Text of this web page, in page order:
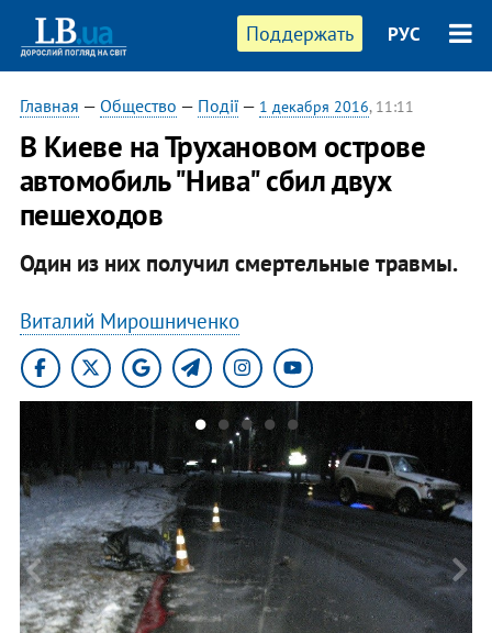
Поддержать РУС
Главная — Общество — Події— 1 декабря 2016, 11:11
В Киеве на Трухановом острове
автомобиль "Нива" сбил двух
пешеходов
Один из них получил смертельные травмы.
Виталий Мирошниченко